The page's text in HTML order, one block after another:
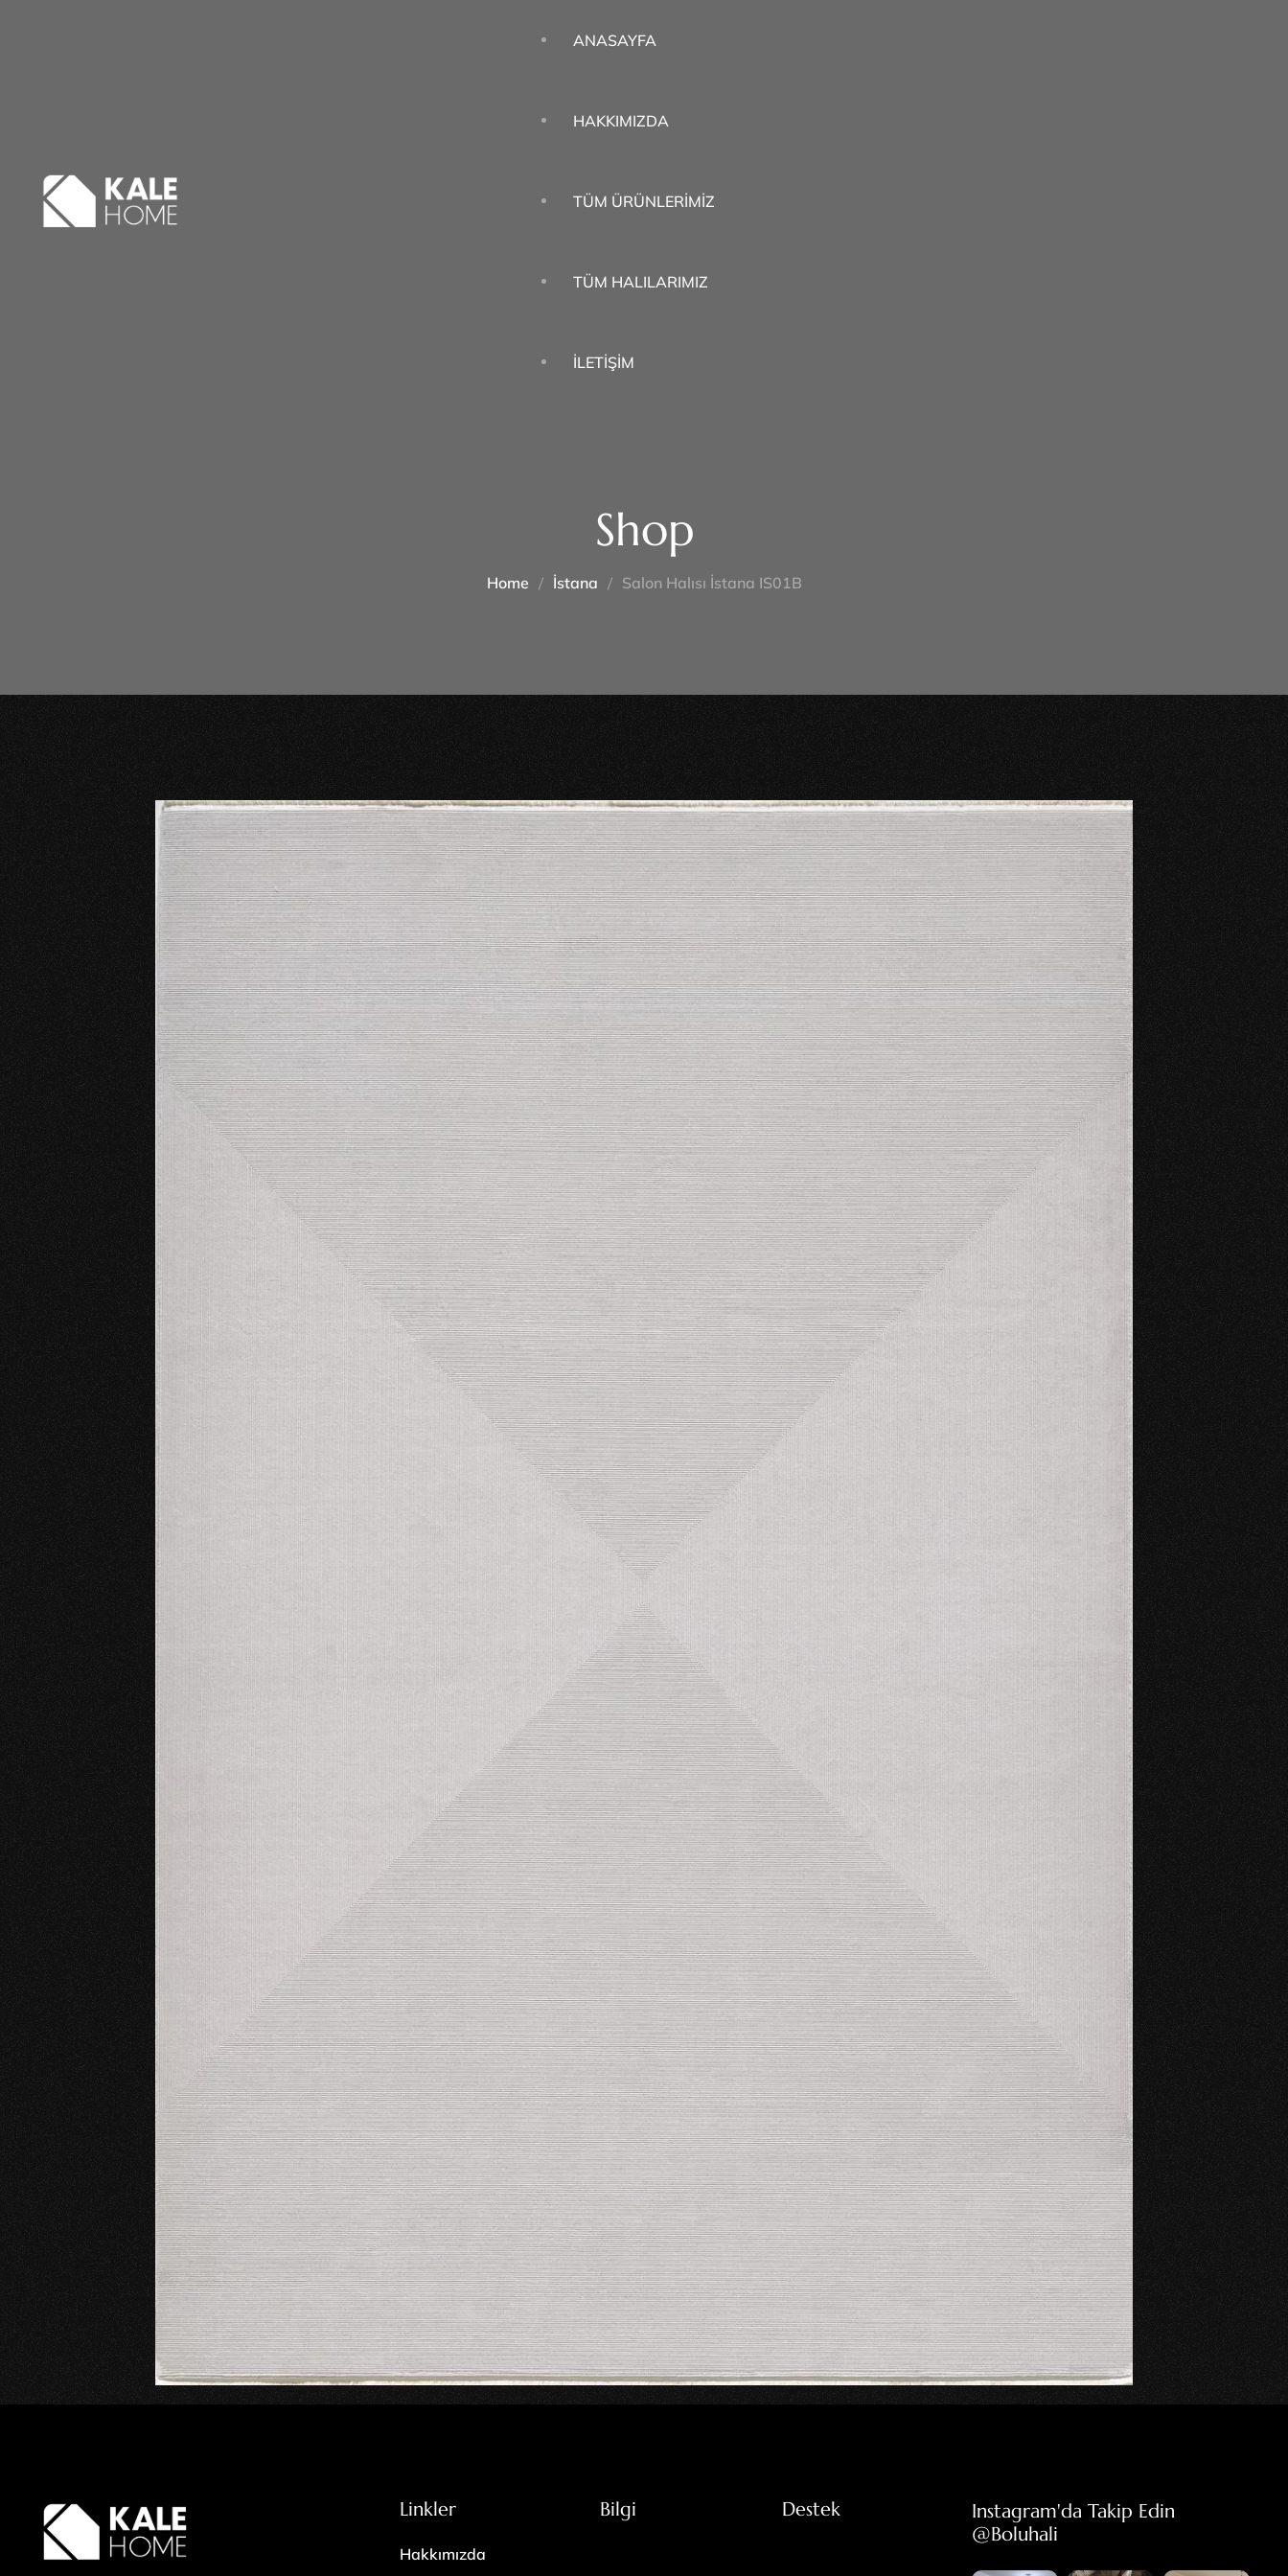
ANASAYFA
HAKKIMIZDA
TÜM ÜRÜNLERIMIZ
TÜM HALILARIMIZ
İLETIŞIM
Shop
Home İstana Salon Halısı İstana IS01B
Linkler
Hakkımızda
Bilgi Destek
Instagram'da Takip Edin
@boluhali